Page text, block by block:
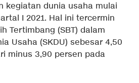
kegiatan dunia usaha mulai
I 2021. Hal ini tercermin
Tertimbang (SBT) dalam
Usaha (SKDU) sebesar 4,50
minus 3,90 persen pada